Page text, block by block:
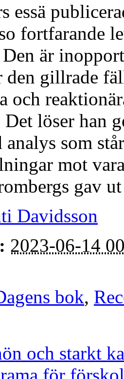
essä
fortfarande
är
den gillrade
och
löser han
som
mot
gav
Davidsson
2023-06-14
bok,
och starkt
för